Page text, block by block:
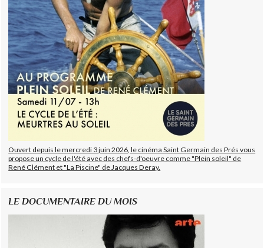
Ouvert depuis le mercredi 3 juin 2026, le cinéma Saint Germain des Prés vous
propose un cycle de l'été avec des chefs-d'oeuvre comme "Plein soleil" de
René Clément et "La Piscine" de Jacques Deray.
LE DOCUMENTAIRE DU MOIS